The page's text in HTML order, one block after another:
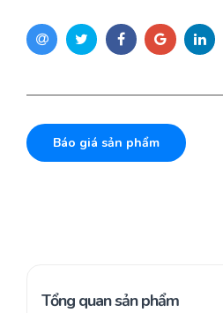
Báo giá sản phẩm
Tổng quan sản phẩm